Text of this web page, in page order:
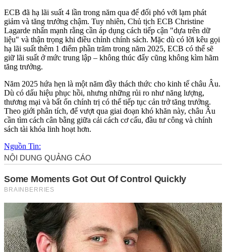
ECB đã hạ lãi suất 4 lần trong năm qua để đối phó với lạm phát
giảm và tăng trưởng chậm. Tuy nhiên, Chủ tịch ECB Christine
Lagarde nhấn mạnh rằng cần áp dụng cách tiếp cận "dựa trên dữ
liệu" và thận trọng khi điều chỉnh chính sách. Mặc dù có lời kêu gọi
hạ lãi suất thêm 1 điểm phần trăm trong năm 2025, ECB có thể sẽ
giữ lãi suất ở mức trung lập – không thúc đẩy cũng không kìm hãm
tăng trưởng.
Năm 2025 hứa hẹn là một năm đầy thách thức cho kinh tế châu Âu.
Dù có dấu hiệu phục hồi, nhưng những rủi ro như năng lượng,
thương mại và bất ổn chính trị có thể tiếp tục cản trở tăng trưởng.
Theo giới phân tích, để vượt qua giai đoạn khó khăn này, châu Âu
cần tìm cách cân bằng giữa cải cách cơ cấu, đầu tư công và chính
sách tài khóa linh hoạt hơn.
Nguồn Tin: